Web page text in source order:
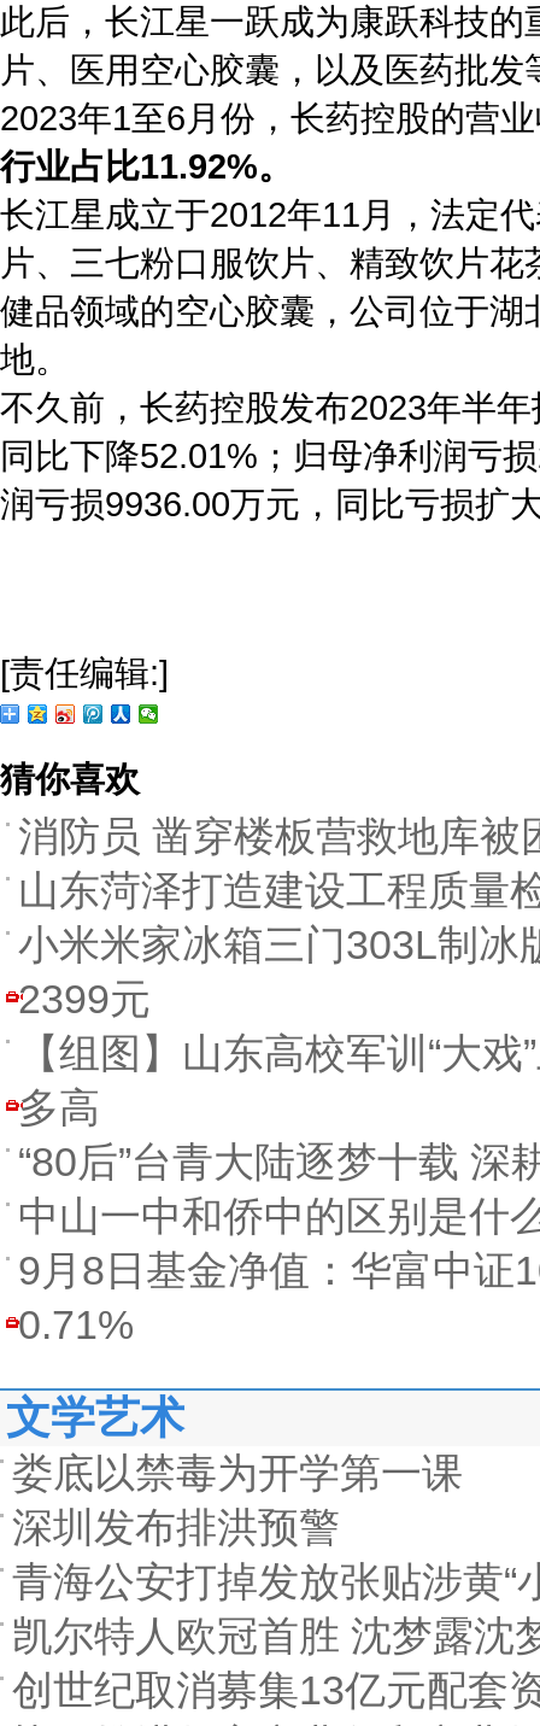
此后，长江星一跃成为康跃科技
片、医用空心胶囊，以及医药批发
2023年1至6月份，长药控股的营
行业占比11.92%。
长江星成立于2012年11月，法定
片、三七粉口服饮片、精致饮片
健品领域的空心胶囊，公司位于
地。
不久前，长药控股发布2023年半
同比下降52.01%；归母净利润亏
润亏损9936.00万元，同比亏损扩
[责任编辑:]
猜你喜欢
消防员 凿穿楼板营救地库被
山东菏泽打造建设工程质量
小米米家冰箱三门303L制冰
2399元
【组图】山东高校军训“大
多高
“80后”台青大陆逐梦十载 深
中山一中和侨中的区别是什
9月8日基金净值：华富中证
0.71%
文学艺术
娄底以禁毒为开学第一课
深圳发布排洪预警
青海公安打掉发放张贴涉黄“
凯尔特人欧冠首胜 沈梦露沈
创世纪取消募集13亿元配套